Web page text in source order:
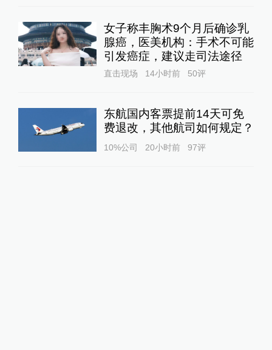
女子称丰胸术9个月后确诊乳
腺癌，医美机构：手术不可能
引发癌症，建议走司法途径
直击现场 14小时前 50评
东航国内客票提前14天可免
费退改，其他航司如何规定？
10%公司 20小时前 97评